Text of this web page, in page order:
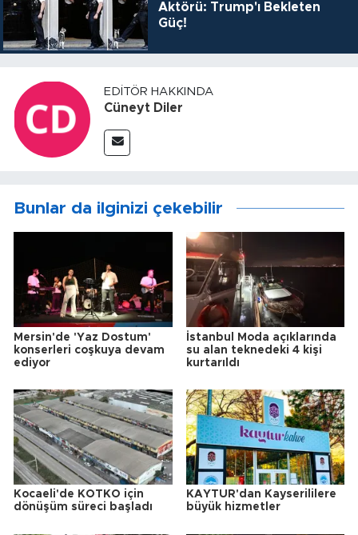
Aktörü: Trump'ı Bekleten
Güç!
EDITÖR HAKKINDA
Cüneyt Diler
Bunlar da ilginizi çekebilir
Mersin'de 'Yaz Dostum'
konserleri coşkuya devam
ediyor
İstanbul Moda açıklarında
su alan teknedeki 4 kişi
kurtarıldı
Kocaeli'de KOTKO için
dönüşüm süreci başladı
KAYTUR'dan Kayserililere
büyük hizmetler